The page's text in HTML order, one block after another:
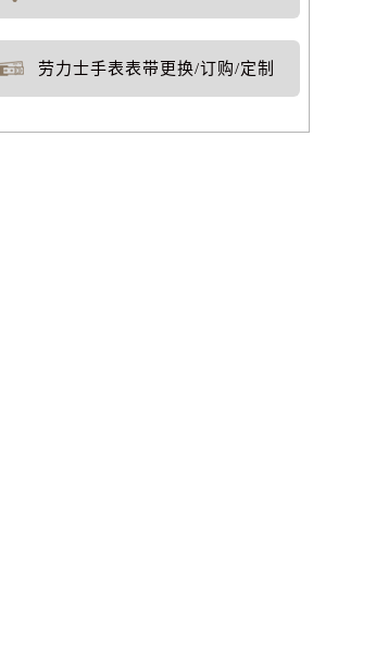
劳力士手表表带更换/订购/定制